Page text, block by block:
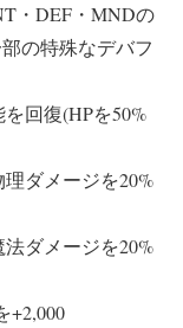
・DEF・MNDの
の特殊なデバフ
回復(HPを50%
ダメージを20%
ダメージを20%
+2,000